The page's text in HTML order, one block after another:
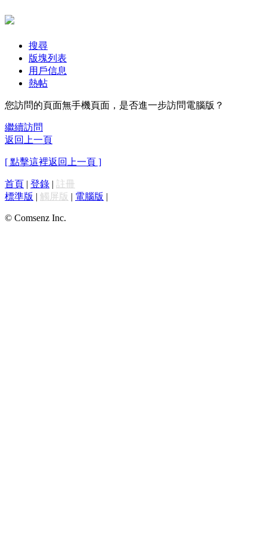
搜尋
版塊列表
用戶信息
熱帖
您訪問的頁面無手機頁面，是否進一步訪問電腦版？
繼續訪問
返回上一頁
[ 點擊這裡返回上一頁 ]
首頁 | 登錄 | 註冊
標準版 | 觸屏版 | 電腦版 |
© Comsenz Inc.